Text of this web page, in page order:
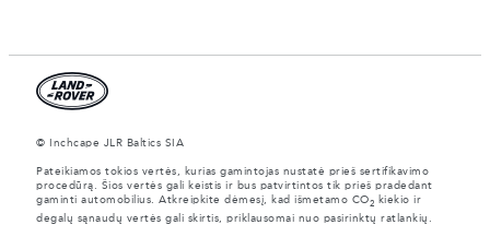
© Inchcape JLR Baltics SIA
Pateikiamos tokios vertės, kurias gamintojas nustatė prieš sertifikavimo
procedūrą. Šios vertės gali keistis ir bus patvirtintos tik prieš pradedant
gaminti automobilius. Atkreipkite dėmesį, kad išmetamo CO2
kiekio ir
degalų sąnaudų vertės gali skirtis, priklausomai nuo pasirinktų ratlankių.